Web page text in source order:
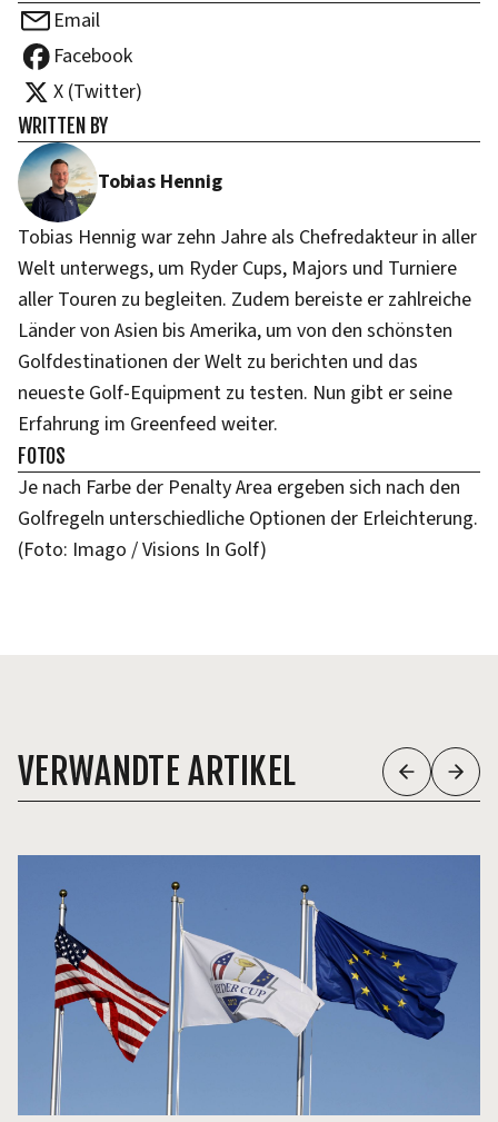
Email
Facebook
X (Twitter)
WRITTEN BY
Tobias Hennig
Tobias Hennig war zehn Jahre als Chefredakteur in aller
Welt unterwegs, um Ryder Cups, Majors und Turniere
aller Touren zu begleiten. Zudem bereiste er zahlreiche
Länder von Asien bis Amerika, um von den schönsten
Golfdestinationen der Welt zu berichten und das
neueste Golf-Equipment zu testen. Nun gibt er seine
Erfahrung im Greenfeed weiter.
FOTOS
Je nach Farbe der Penalty Area ergeben sich nach den
Golfregeln unterschiedliche Optionen der Erleichterung.
(Foto: Imago / Visions In Golf)
VERWANDTE ARTIKEL